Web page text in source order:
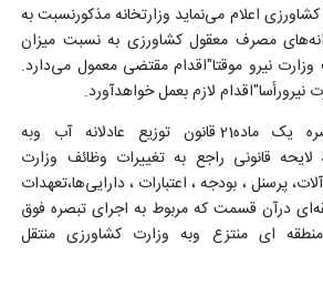
اعلام می‌نماید وزارتخانه مذکورنسبت به
مصرف معقول کشاورزی به نسبت میزان
نیرو موقتا"اقدام مقتضی معمول می‌دارد.
لازم بعمل خواهدآورد.
ماده12- دراجرای تبصره یک ماده21 قانون توزیع عادلانه آب وبه
لایحه قانونی راجع به تغییرات وظائف وزارت
پرسنل ، بودجه ، اعتبارات ، دارایی‌ها،تعهدات
درآن قسمت که مربوط به اجرای تبصره فوق
منطقه ای منتزع وبه وزارت کشاورزی منتقل